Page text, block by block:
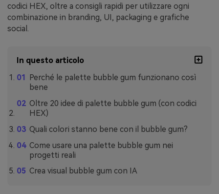
codici HEX, oltre a consigli rapidi per utilizzare ogni
combinazione in branding, UI, packaging e grafiche
social.
In questo articolo
Perché le palette bubble gum funzionano così
bene
Oltre 20 idee di palette bubble gum (con codici
HEX)
Quali colori stanno bene con il bubble gum?
Come usare una palette bubble gum nei
progetti reali
Crea visual bubble gum con IA